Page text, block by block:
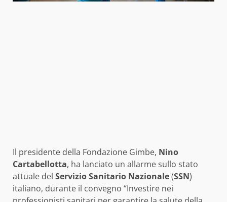
Il presidente della Fondazione Gimbe, Nino
Cartabellotta, ha lanciato un allarme sullo stato
attuale del Servizio Sanitario Nazionale(SSN)
italiano, durante il convegno “Investire nei